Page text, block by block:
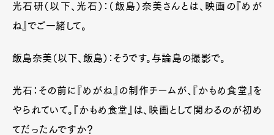
光石研（以下、光石）：（飯島）奈美さんとは、映画の『めが
ね』でご一緒して。
飯島奈美（以下、飯島）：そうです。与論島の撮影で。
光石：その前に『めがね』の制作チームが、『かもめ食堂』を
やられていて。『かもめ食堂』は、映画として関わるのが初め
てだったんですか？